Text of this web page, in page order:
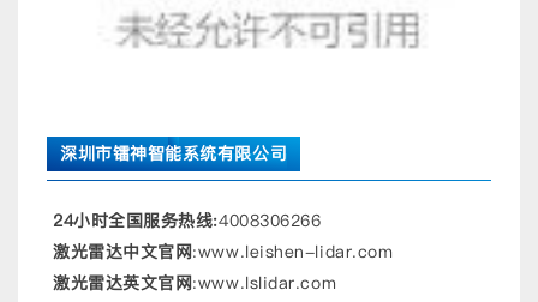
深圳市镭神智能系统有限公司
24小时全国服务热线:4008306266
激光雷达中文官网:www.leishen-lidar.com
激光雷达英文官网:www.lslidar.com